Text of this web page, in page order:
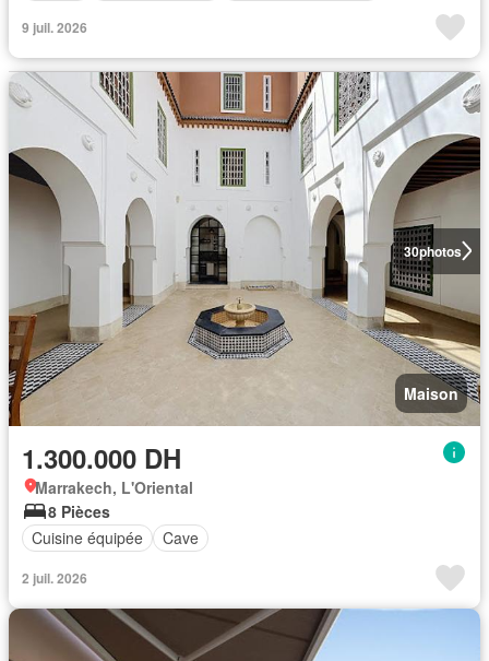
9 juil. 2026
30photos
Maison
1.300.000 DH
Marrakech, L'Oriental
8 Pièces
Cuisine équipée
Cave
2 juil. 2026